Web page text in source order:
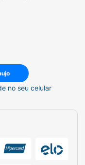
no seu celular